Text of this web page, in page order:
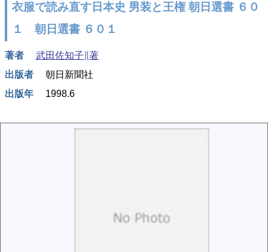
衣服で読み直す日本史 男装と王権 朝日選書 ６０
１ 朝日選書 ６０１
著者
武田佐知子∥著
出版者
朝日新聞社
出版年
1998.6